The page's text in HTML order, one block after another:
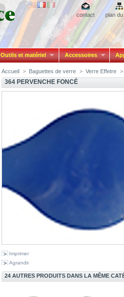
contact plan du
Outils et matériel Accessoires
Accueil > Baguettes de verre > Verre Effetre >
364 PERVENCHE FONCÉ
Imprimer
Agrandir
24 AUTRES PRODUITS DANS LA MÊME